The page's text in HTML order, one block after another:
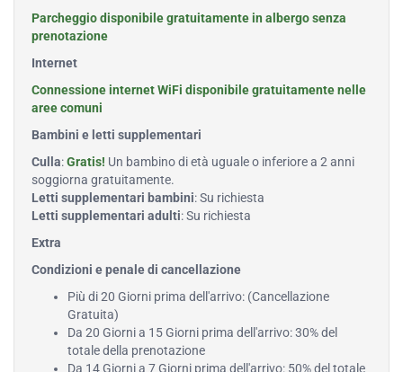
Parcheggio disponibile gratuitamente in albergo senza
prenotazione
Internet
Connessione internet WiFi disponibile gratuitamente nelle
aree comuni
Bambini e letti supplementari
Culla:Gratis! Un bambino di età uguale o inferiore a 2 anni
soggiorna gratuitamente.
Letti supplementari bambini: Su richiesta
Letti supplementari adulti: Su richiesta
Extra
Condizioni e penale di cancellazione
Più di 20 Giorni prima dell'arrivo: (Cancellazione
Gratuita)
Da 20 Giorni a 15 Giorni prima dell'arrivo: 30% del
totale della prenotazione
Da 14 Giorni a 7 Giorni prima dell'arrivo: 50% del totale